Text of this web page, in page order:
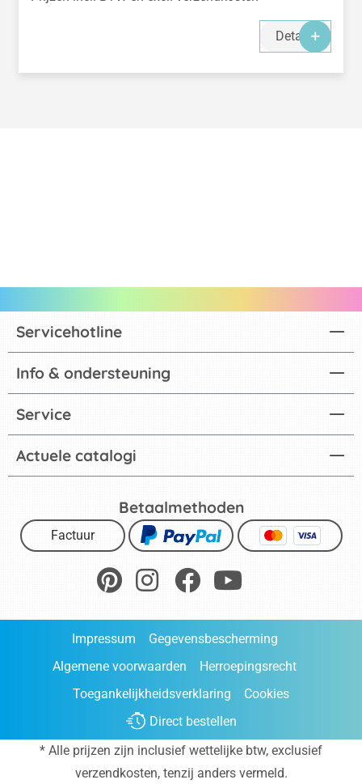
Details
Actuele catalogi
Servicehotline
Info & ondersteuning
Service
Betaalmethoden
Factuur
Impressum
Gegevensbescherming
Algemene voorwaarden
Herroepingsrecht
Toegankelijkheidsverklaring
Cookies
Direct bestellen
* Alle prijzen zijn inclusief wettelijke btw, exclusief
verzendkosten, tenzij anders vermeld.